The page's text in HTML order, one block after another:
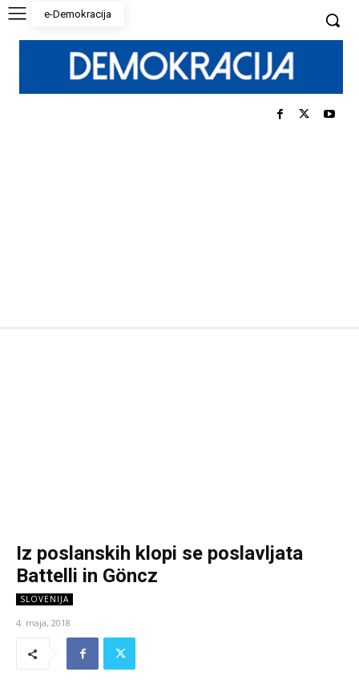
e-Demokracija
Iz poslanskih klopi se poslavljata
Battelli in Göncz
SLOVENIJA
4. maja, 2018